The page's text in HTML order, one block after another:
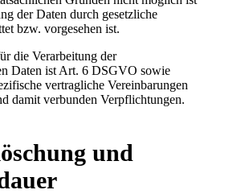
der Daten durch gesetzliche
bzw. vorgesehen ist.
die Verarbeitung der
Daten ist Art. 6 DSGVO sowie
vertragliche Vereinbarungen
damit verbunden Verpflichtungen.
und